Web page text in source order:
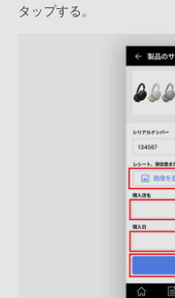
タップする。